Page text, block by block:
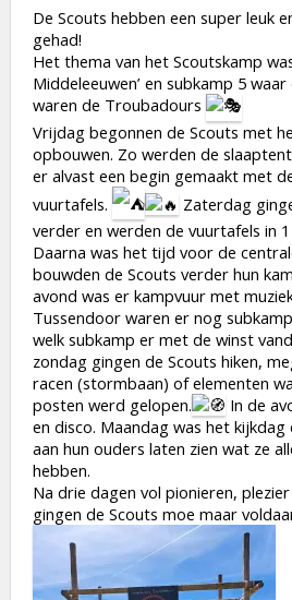
De Scouts hebben een super leuk
gehad!
Het thema van het Scoutskamp
Middeleeuwen’ en subkamp 5
waren de Troubadours
Vrijdag begonnen de Scouts met
opbouwen. Zo werden de
er alvast een begin gemaakt met
vuurtafels.
Zaterdag
verder en werden de vuurtafels in
Daarna was het tijd voor de
bouwden de Scouts verder hun
avond was er kampvuur met
Tussendoor waren er nog
welk subkamp er met de winst
zondag gingen de Scouts hiken,
racen (stormbaan) of elementen
posten werd gelopen.
In de
en disco. Maandag was het kijkdag
aan hun ouders laten zien wat ze
hebben.
Na drie dagen vol pionieren,
gingen de Scouts moe maar